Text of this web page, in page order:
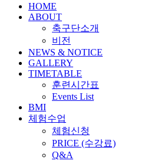
HOME
ABOUT
축구단소개
비전
NEWS & NOTICE
GALLERY
TIMETABLE
훈련시간표
Events List
BMI
체험수업
체험신청
PRICE (수강료)
Q&A